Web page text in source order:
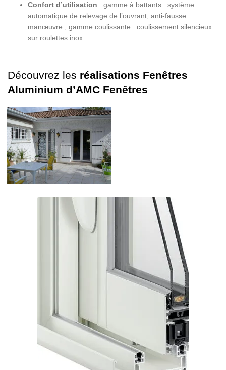
Confort d’utilisation : gamme à battants : système
automatique de relevage de l’ouvrant, anti-fausse
manœuvre ; gamme coulissante : coulissement silencieux
sur roulettes inox.
Découvrez les réalisations Fenêtres
Aluminium d’AMC Fenêtres
FENÊTRES